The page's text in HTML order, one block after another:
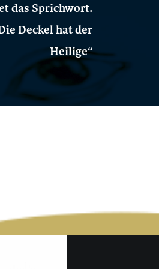
das Sprichwort.
Deckel hat der
Heilige“